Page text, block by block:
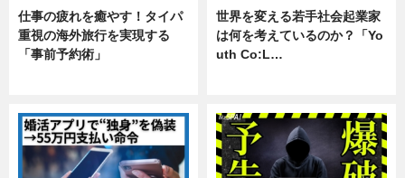
仕事の疲れを癒やす！タイパ
重視の海外旅行を実現する
「事前予約術」
世界を変える若手社会起業家
は何を考えているのか？「Yo
uth Co:L…